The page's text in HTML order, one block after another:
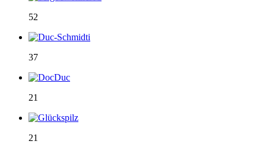
52
37
21
21